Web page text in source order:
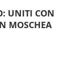
UNITI CON
MOSCHEA